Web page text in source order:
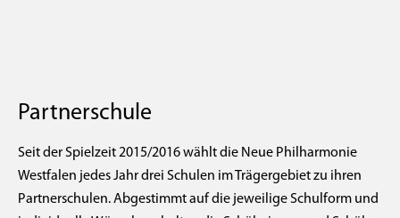
Partnerschule
Seit der Spielzeit 2015/2016 wählt die Neue Philharmonie
Westfalen jedes Jahr drei Schulen im Trägergebiet zu ihren
Partnerschulen. Abgestimmt auf die jeweilige Schulform und